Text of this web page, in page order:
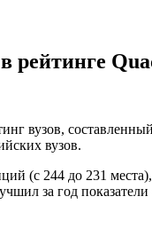
рейтинге
вузов.
(с 244 до 231
за год